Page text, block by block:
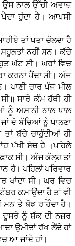
ਉਸ ਨਾਲ ਉੱਚੀ ਅਵਾਜ਼
ਹੁੰਦਾ ਹੈ। ਆਪਸੀ
ਤਾਂ ਪਤਾ ਚੱਲਦਾ ਹੈ
ਨਹੀਂ ਸਨ। ਕੱਚੇ
ਘੱਟ ਸੀ। ਘਰਾਂ ਵਿਚ
ਕਰਨਾ ਪੈਂਦਾ ਸੀ। ਅੱਜ
ਪਾਣੀ ਚਾਰ ਪੰਜ ਮੀਲ
ਸਾਰੇ ਕੰਮ ਹੱਥੀਂ ਹੀ
ਅਸਾਨੀ ਨਾਲ ਪਾਲ
ਦੋ ਬੱਚਿਆਂ ਨੂੰ ਪਾਲਣਾ
ਬੱਚੇ ਚਾਹੁੰਦੀਆਂ ਹੀ
ਪੱਖੀ ਸੋਚ ਹੈ ।ਪਹਿਲੇ
ਸੀ। ਅੱਜ ਕੱਲ੍ਹ ਤਾਂ
ਹੈ। ਪਹਿਲਾਂ ਪਰਿਵਾਰ
ਖਾਂਦਾ ਸੀ। ਘਰ ਵਿਚ
ਕਮਾਉਂਦਾ ਹੈ ਤਾਂ ਵੀ
ਤੇ ਬੋਝ ਰਹਿੰਦਾ ਹੈ।
ਨੂੰ ਸ਼ੱਕ ਦੀ ਨਜ਼ਰ
ਉਮੀਦਾਂ ਰੱਖ ਲੈਂਦੇ ਹਾਂ
ਆ ਜਾਂਦੇ ਹਾਂ।